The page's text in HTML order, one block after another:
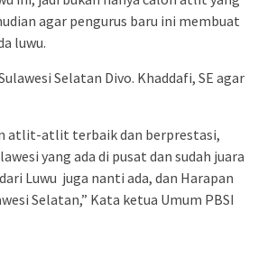
agar pengurus baru ini membuat
luwu.
Selatan Divo. Khaddafi, SE agar
atlit-atlit terbaik dan berprestasi,
yang ada di pusat dan sudah juara
Luwu juga nanti ada, dan Harapan
Selatan,” Kata ketua Umum PBSI